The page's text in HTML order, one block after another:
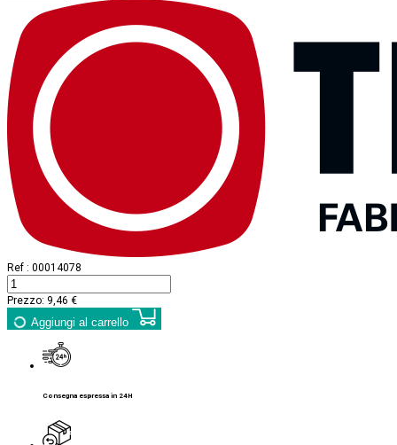
Ref : 00014078
Prezzo: 9,46 €
Aggiungi al carrello
Consegna espressa in 24H